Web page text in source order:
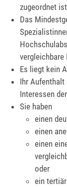
zugeordnet
Das
vergleichbare
Es liegt kein
Ihr
Interessen
Sie haben
einen
einen
einen
oder
ein